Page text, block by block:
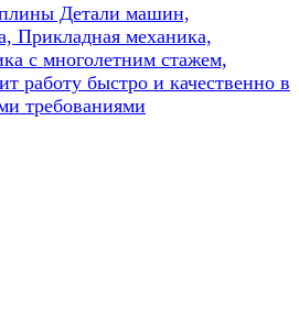
Детали машин,
Прикладная механика,
с многолетним стажем,
работу быстро и качественно в
требованиями